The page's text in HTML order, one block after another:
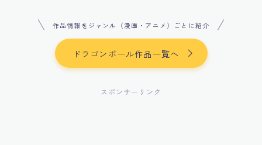
作品情報をジャンル（漫画・アニメ）ごとに紹介
ドラゴンボール作品一覧へ
スポンサーリンク